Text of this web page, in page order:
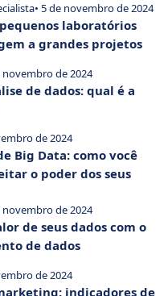
• 5 de novembro de 2024
laboratórios
a grandes projetos
novembro de 2024
de dados: qual é a
de 2024
Big Data: como você
o poder dos seus
novembro de 2024
de seus dados com o
de dados
de 2024
indicadores de